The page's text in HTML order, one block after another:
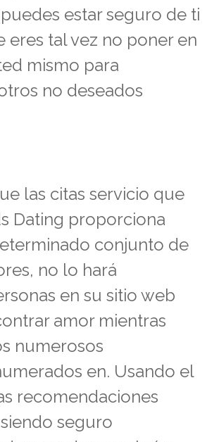
estar seguro de ti
eres tal vez no poner en
mismo para
no deseados
las citas servicio que
Dating proporciona
conjunto de
no lo hará
en su sitio web
amor mientras
numerosos
en. Usando el
recomendaciones
seguro